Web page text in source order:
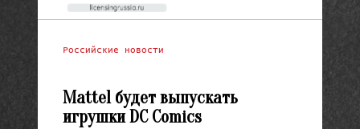
Российские новости
Mattel будет выпускать
игрушки DC Comics